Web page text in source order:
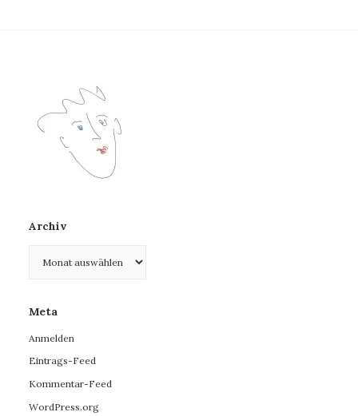
Archiv
Meta
Anmelden
Eintrags-Feed
Kommentar-Feed
WordPress.org